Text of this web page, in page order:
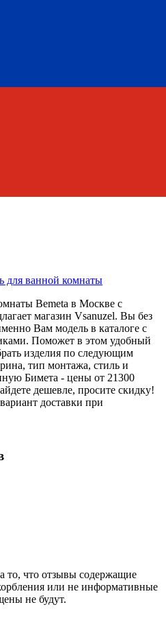
для ванной комнаты
Bemeta в Москве с
магазин Vsanuzel. Вы без
Вам модель в каталоге с
Поможет в этом удобный
изделия по следующим
тип монтажа, стиль и
Бимета - цены от 21300
дешевле, просите скидку!
доставки при
что отзывы содержащие
или не информативные
не будут.